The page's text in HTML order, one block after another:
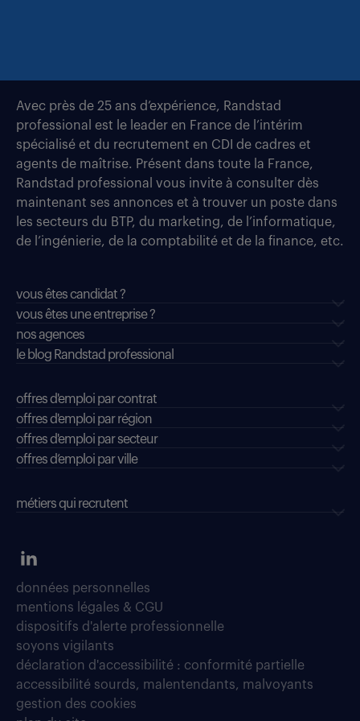
Avec près de 25 ans d’expérience, Randstad
professional est le leader en France de l’intérim
spécialisé et du recrutement en CDI de cadres et
agents de maîtrise. Présent dans toute la France,
Randstad professional vous invite à consulter dès
maintenant ses annonces et à trouver un poste dans
les secteurs du BTP, du marketing, de l’informatique,
de l’ingénierie, de la comptabilité et de la finance, etc.
vous êtes candidat ?
vous êtes une entreprise ?
nos agences
le blog Randstad professional
offres d'emploi par contrat
offres d'emploi par région
offres d'emploi par secteur
offres d’emploi par ville
métiers qui recrutent
données personnelles
mentions légales & CGU
dispositifs d'alerte professionnelle
soyons vigilants
déclaration d'accessibilité : conformité partielle
accessibilité sourds, malentendants, malvoyants
gestion des cookies